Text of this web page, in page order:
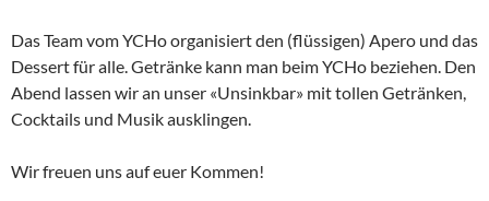
Das Team vom YCHo organisiert den (flüssigen) Apero und das
Dessert für alle. Getränke kann man beim YCHo beziehen. Den
Abend lassen wir an unser «Unsinkbar» mit tollen Getränken,
Cocktails und Musik ausklingen.
Wir freuen uns auf euer Kommen!